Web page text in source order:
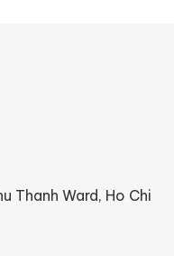
Thanh Ward, Ho Chi